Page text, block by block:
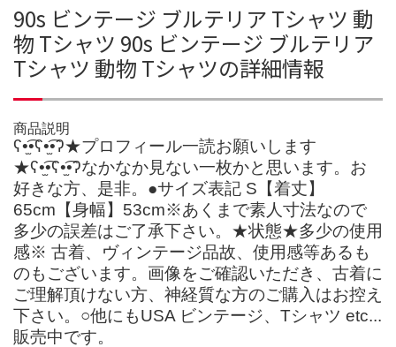
90s ビンテージ ブルテリア Tシャツ 動
物 Tシャツ 90s ビンテージ ブルテリア
Tシャツ 動物 Tシャツの詳細情報
商品説明
ʕ•̫͡•ʕ•̫͡•ʔ★プロフィール一読お願いします
★ʕ•̫͡•ʕ•̫͡•ʔなかなか見ない一枚かと思います。お
好きな方、是非。●サイズ表記 S【着丈】
65cm【身幅】53cm※あくまで素人寸法なので
多少の誤差はご了承下さい。★状態★多少の使用
感※ 古着、ヴィンテージ品故、使用感等あるも
のもございます。画像をご確認いただき、古着に
ご理解頂けない方、神経質な方のご購入はお控え
下さい。○他にもUSA ビンテージ、Tシャツ etc...
販売中です。